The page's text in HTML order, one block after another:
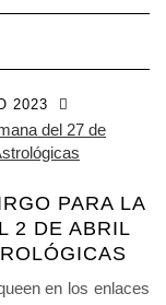
2023
PARA LA
2 DE ABRIL
en los enlaces